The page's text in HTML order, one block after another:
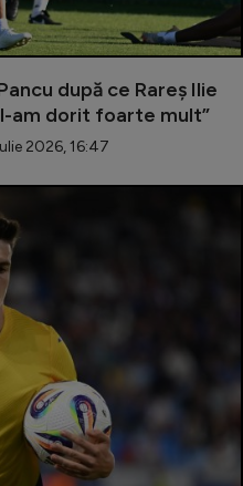
după ce Rareș Ilie
am dorit foarte mult”
2026, 16:47